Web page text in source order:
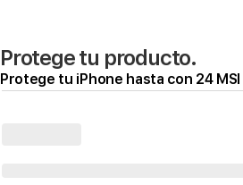
Protege tu producto.
Protege tu iPhone hasta con 24 MSI